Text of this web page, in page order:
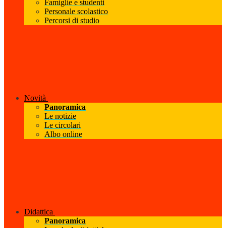
Famiglie e studenti
Personale scolastico
Percorsi di studio
Novità
Panoramica
Le notizie
Le circolari
Albo online
Didattica
Panoramica